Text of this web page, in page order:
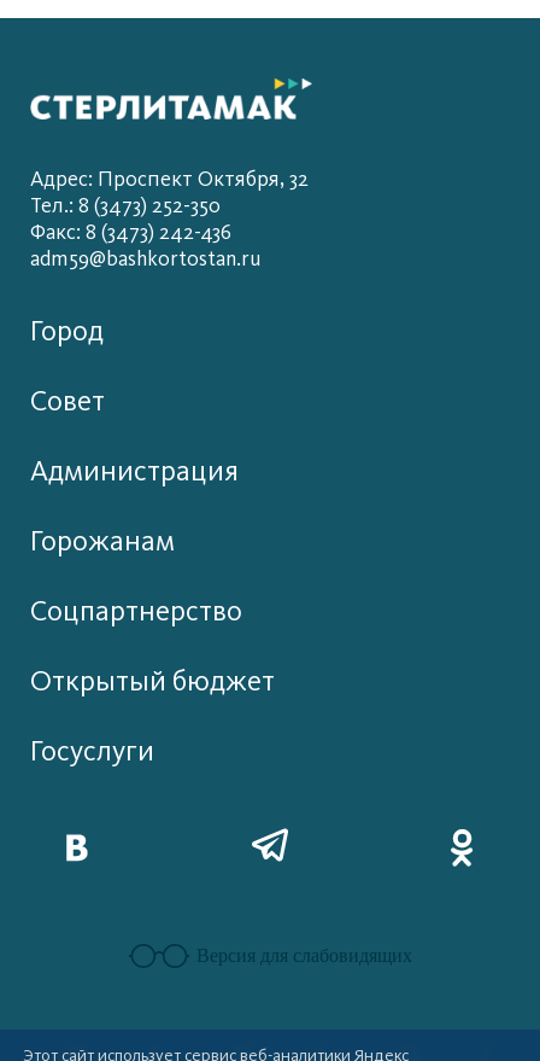
Адрес: Проспект Октября, 32
Тел.: 8 (3473) 252-350
Факс: 8 (3473) 242-436
adm59@bashkortostan.ru
Город
Совет
Администрация
Горожанам
Соцпартнерство
Открытый бюджет
Госуслуги
Версия для слабовидящих
Этот сайт использует сервис веб-аналитики Яндекс